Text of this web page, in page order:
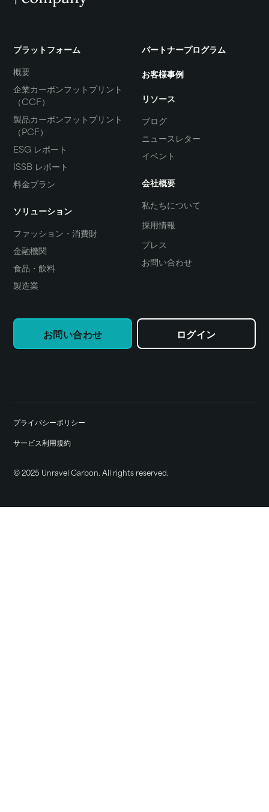
プラットフォーム
概要
企業カーボンフットプリント
（CCF）
製品カーボンフットプリント
（PCF）
ESG レポート
ISSB レポート
料金プラン
ソリューション
ファッション・消費財
金融機関
食品・飲料
製造業
パートナープログラム
お客様事例
リソース
ブログ
ニュースレター
イベント
会社概要
私たちについて
採用情報
プレス
お問い合わせ
お問い合わせ ログイン
© 2025 Unravel Carbon. All rights reserved.
プライバシーポリシー
サービス利用規約